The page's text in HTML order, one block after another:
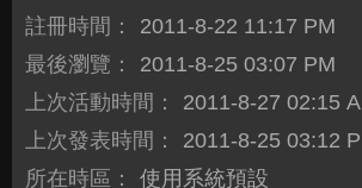
註冊時間：
2011-8-22 11:17 PM
最後瀏覽：
2011-8-25 03:07 PM
上次活動時間：
2011-8-27 02:15
上次發表時間：
2011-8-25 03:12
所在時區：
使用系統預設